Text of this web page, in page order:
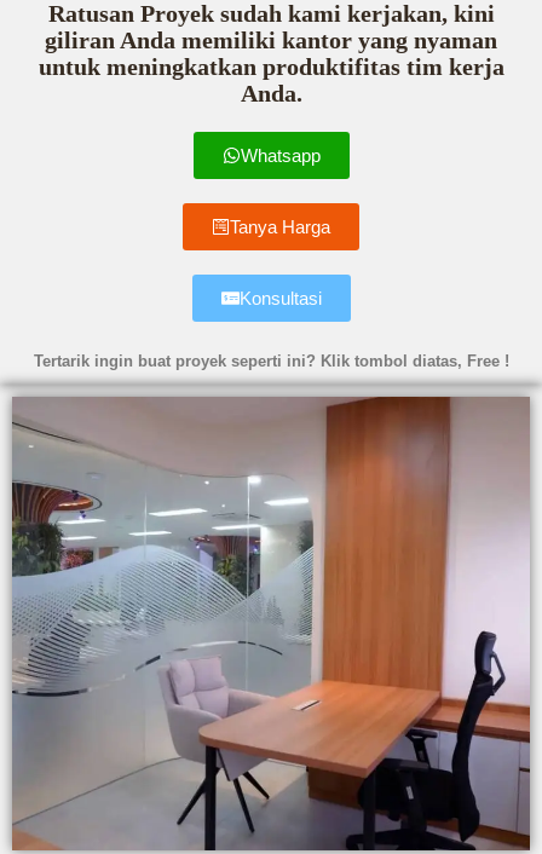
Ratusan Proyek sudah kami kerjakan, kini
giliran Anda memiliki kantor yang nyaman
untuk meningkatkan produktifitas tim kerja
Anda.
Whatsapp
Tanya Harga
Konsultasi
Tertarik ingin buat proyek seperti ini? Klik tombol diatas, Free !